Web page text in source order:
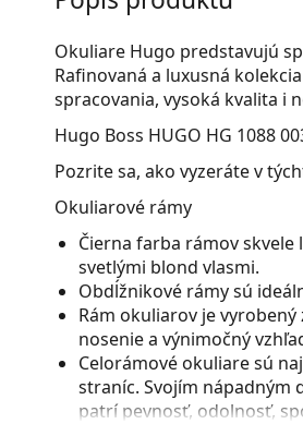
Okuliare Hugo predstavujú
Rafinovaná a luxusná
spracovania, vysoká kvalita i
Hugo Boss HUGO HG 1088
Pozrite sa, ako vyzeráte v
Okuliarové rámy
Čierna farba rámov
svetlými blond vlasmi.
Obdĺžnikové rámy sú
Rám okuliarov je
nosenie a výnimočný
Celorámové okuliare sú
straníc. Svojím nápadným
patrí pevnosť, odolnosť,